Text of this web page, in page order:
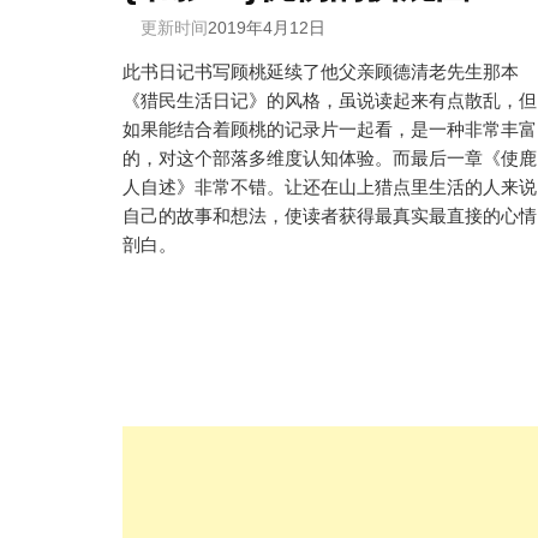
更新时间2019年4月12日
此书日记书写顾桃延续了他父亲顾德清老先生那本
《猎民生活日记》的风格，虽说读起来有点散乱，但
如果能结合着顾桃的记录片一起看，是一种非常丰富
的，对这个部落多维度认知体验。而最后一章《使鹿
人自述》非常不错。让还在山上猎点里生活的人来说
自己的故事和想法，使读者获得最真实最直接的心情
剖白。